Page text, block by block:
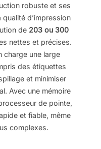
robuste et ses
d’impression
de 203 ou 300
nettes et précises.
charge une large
des étiquettes
et minimiser
Avec une mémoire
de pointe,
et fiable, même
complexes.